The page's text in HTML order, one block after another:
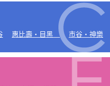
惠比壽・目黑
市谷・神樂